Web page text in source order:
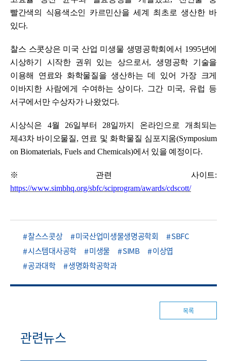
빨간색의 식용색소인 카르민산을 세계 최초로 생산한 바
있다.
찰스 스콧상은 미국 산업 미생물 생명공학회에서 1995년에
시상하기 시작한 권위 있는 상으로서,생명공학 기술을
이용해 연료와 화학물질을 생산하는 데 있어 가장 크게
이바지한 사람에게 수여하는 상이다. 그간 미국, 유럽 등
서구에서만 수상자가 나왔었다.
시상식은 4월 26일부터 28일까지 온라인으로 개최되는
제 43차 바이오물질, 연료 및 화학물질 심포지움(Symposium
on Biomaterials, Fuels and Chemicals)에서 있을 예정이다.
※ 관련 사이트:
https://www.simbhq.org/sbfc/sciprogram/awards/cdscott/
찰스스콧상 미국산업미생물생명공학회
SBFC
시스템대사공학
미생물 SIMB
이상엽
공과대학
생명화학공학과
목록
관련뉴스